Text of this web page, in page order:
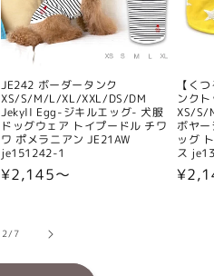
JE242 ボーダータンク
XS/S/M/L/XL/XXL/DS/DM
Jekyll Egg-ジキルエッグ- 犬服
ドッグウェア トイプードル チワ
ワ ポメラニアン JE21AW
je151242-1
通
格
¥2,145〜
【く
ンク
XS/S/
ボヤ
ッグ
ス
通
2/の
7